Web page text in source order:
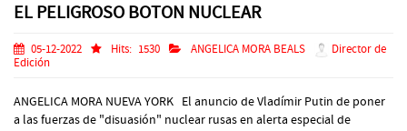
EL PELIGROSO BOTON NUCLEAR
05-12-2022 Hits: 1530 ANGELICA MORA BEALS
Director de
Edición
ANGELICA MORA NUEVA YORK El anuncio de Vladímir Putin de poner
a las fuerzas de "disuasión" nuclear rusas en alerta especial de